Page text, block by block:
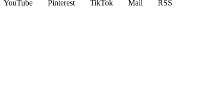
YouTube Pinterest TikTok Mail
RSS